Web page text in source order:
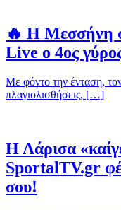
🔥 Η Μεσσήνη
Live ο 4ος
Με φόντο την ένταση,
πλαγιολισθήσεις, […]
Η Λάρισα
SportalTV.gr
σου!